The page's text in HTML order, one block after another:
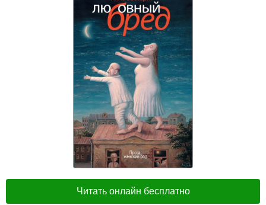
Читать онлайн бесплатно